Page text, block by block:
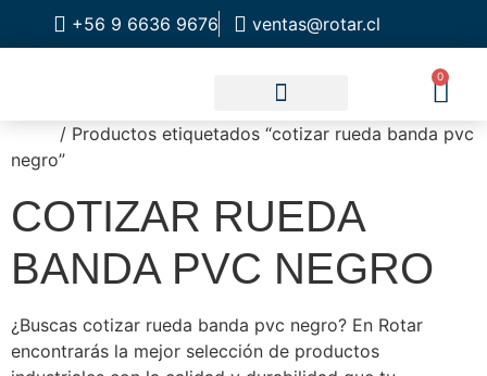
+56 9 6636 9676 ventas@rotar.cl
0
/ Productos etiquetados “cotizar rueda banda pvc
negro”
COTIZAR RUEDA
BANDA PVC NEGRO
¿Buscas cotizar rueda banda pvc negro? En Rotar
encontrarás la mejor selección de productos